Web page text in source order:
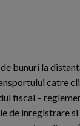
bunuri la
catre
fiscal –
de inregistrare si